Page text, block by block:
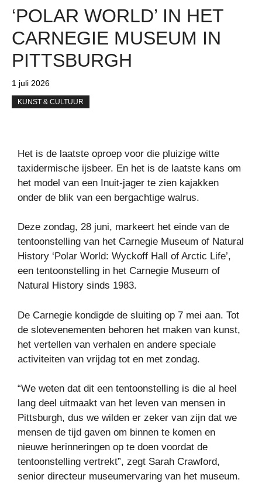
‘POLAR WORLD’ IN HET
CARNEGIE MUSEUM IN
PITTSBURGH
1 juli 2026
KUNST & CULTUUR
Het is de laatste oproep voor die pluizige witte
taxidermische ijsbeer. En het is de laatste kans om
het model van een Inuit-jager te zien kajakken
onder de blik van een bergachtige walrus.
Deze zondag, 28 juni, markeert het einde van de
tentoonstelling van het Carnegie Museum of Natural
History ‘Polar World: Wyckoff Hall of Arctic Life’,
een tentoonstelling in het Carnegie Museum of
Natural History sinds 1983.
De Carnegie kondigde de sluiting op 7 mei aan. Tot
de slotevenementen behoren het maken van kunst,
het vertellen van verhalen en andere speciale
activiteiten van vrijdag tot en met zondag.
“We weten dat dit een tentoonstelling is die al heel
lang deel uitmaakt van het leven van mensen in
Pittsburgh, dus we wilden er zeker van zijn dat we
mensen de tijd gaven om binnen te komen en
nieuwe herinneringen op te doen voordat de
tentoonstelling vertrekt”, zegt Sarah Crawford,
senior directeur museumervaring van het museum.